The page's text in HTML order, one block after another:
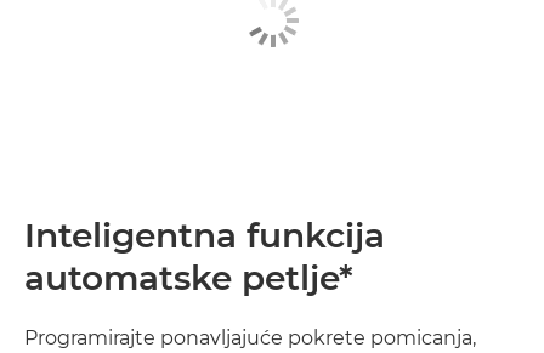
Inteligentna funkcija
automatske petlje*
Programirajte ponavljajuće pokrete pomicanja,